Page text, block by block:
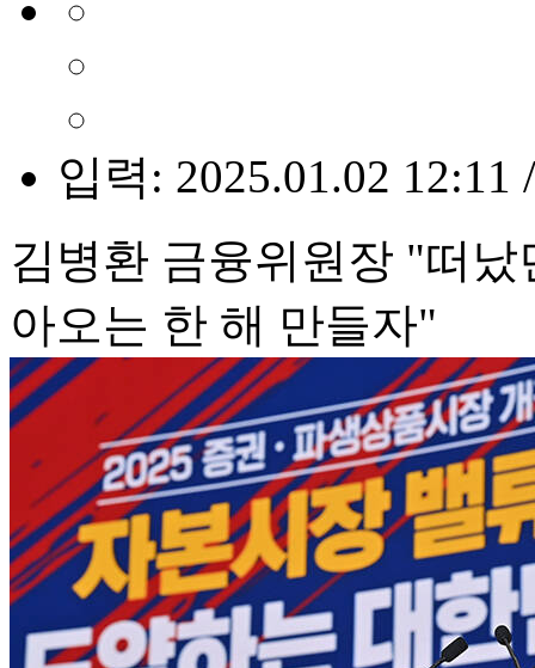
입력: 2025.01.02 12:11
김병환 금융위원장 "떠
아오는 한 해 만들자"